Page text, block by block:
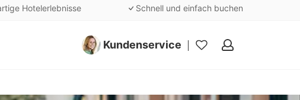
Hotelerlebnisse Schnell und einfach buchen
Kundenservice
Meine